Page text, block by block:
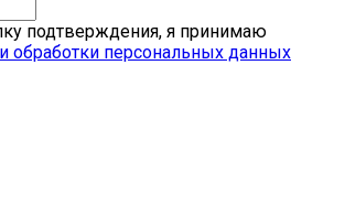
подтверждения, я принимаю
обработки персональных данных